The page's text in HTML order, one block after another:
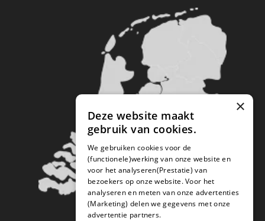
×
Deze website maakt
gebruik van cookies.
We gebruiken cookies voor de
(functionele)werking van onze website en
voor het analyseren(Prestatie) van
bezoekers op onze website. Voor het
analyseren en meten van onze advertenties
(Marketing) delen we gegevens met onze
advertentie partners.